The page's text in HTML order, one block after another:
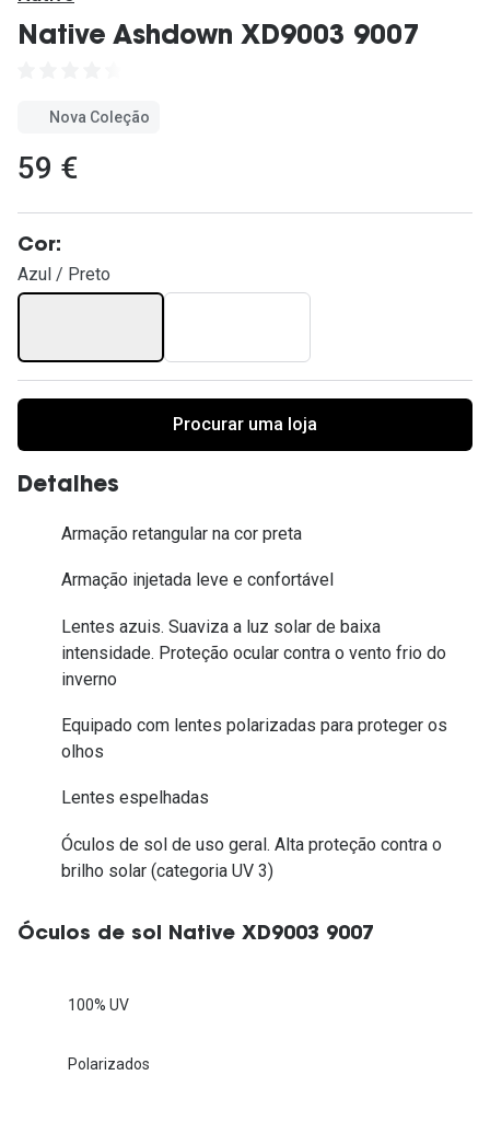
Native Ashdown XD9003 9007
Nova Coleção
59 €
Cor:
Azul / Preto
Procurar uma loja
Detalhes
Armação retangular na cor preta
Armação injetada leve e confortável
Lentes azuis. Suaviza a luz solar de baixa
intensidade. Proteção ocular contra o vento frio do
inverno
Equipado com lentes polarizadas para proteger os
olhos
Lentes espelhadas
Óculos de sol de uso geral. Alta proteção contra o
brilho solar (categoria UV 3)
Óculos de sol Native XD9003 9007
100% UV
Polarizados